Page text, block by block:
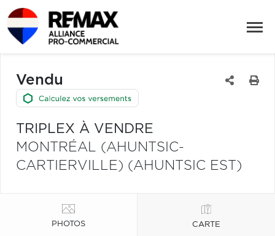
Vendu
TRIPLEX À VENDRE
MONTRÉAL (AHUNTSIC-
CARTIERVILLE) (AHUNTSIC EST)
PHOTOS CARTE